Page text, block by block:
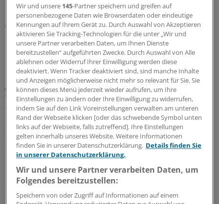
Eine deutsche Studie zeigt den Zusammenhang von
Infektionswellen und der Gesamtsterblichkeit in den
vergangenen 14 Jahren. Welche Empfehlungen lassen
sich daraus ableiten?
31.07.2026
Therapie je nach Risiko
Wie man bei Lungenembolie behandelt – und was
tun, wenn die Atemnot bleibt
Bei einer akuten Lungenembolie muss man sich
folgende Fragen stellen: Womit sollte man
antikoagulieren? Sollte der Betroffene ambulant oder
stationär versorgt werden? Wann muss man
reperfundieren?
31.07.2026
Wir und unsere 145-Partner speichern und greifen auf
personenbezogene Daten wie Browserdaten oder eindeutige
Kennungen auf Ihrem Gerät zu. Durch Auswahl von Akzeptieren
aktivieren Sie Tracking-Technologien für die unter „Wir und
unsere Partner verarbeiten Daten, um Ihnen Dienste
bereitzustellen“ aufgeführten Zwecke. Durch Auswahl von Alle
ablehnen oder Widerruf Ihrer Einwilligung werden diese
deaktiviert. Wenn Tracker deaktiviert sind, sind manche Inhalte
und Anzeigen möglicherweise nicht mehr so relevant für Sie. Sie
können dieses Menü jederzeit wieder aufrufen, um Ihre
Einstellungen zu ändern oder Ihre Einwilligung zu widerrufen,
indem Sie auf den Link Voreinstellungen verwalten am unteren
Rand der Webseite klicken [oder das schwebende Symbol unten
links auf der Webseite, falls zutreffend]. Ihre Einstellungen
gelten innerhalb unseres Website. Weitere Informationen
finden Sie in unserer Datenschutzerklärung. Details finden Sie
in unserer Datenschutzerklärung.
Wir und unsere Partner verarbeiten Daten, um
Folgendes bereitzustellen:
Speichern von oder Zugriff auf Informationen auf einem